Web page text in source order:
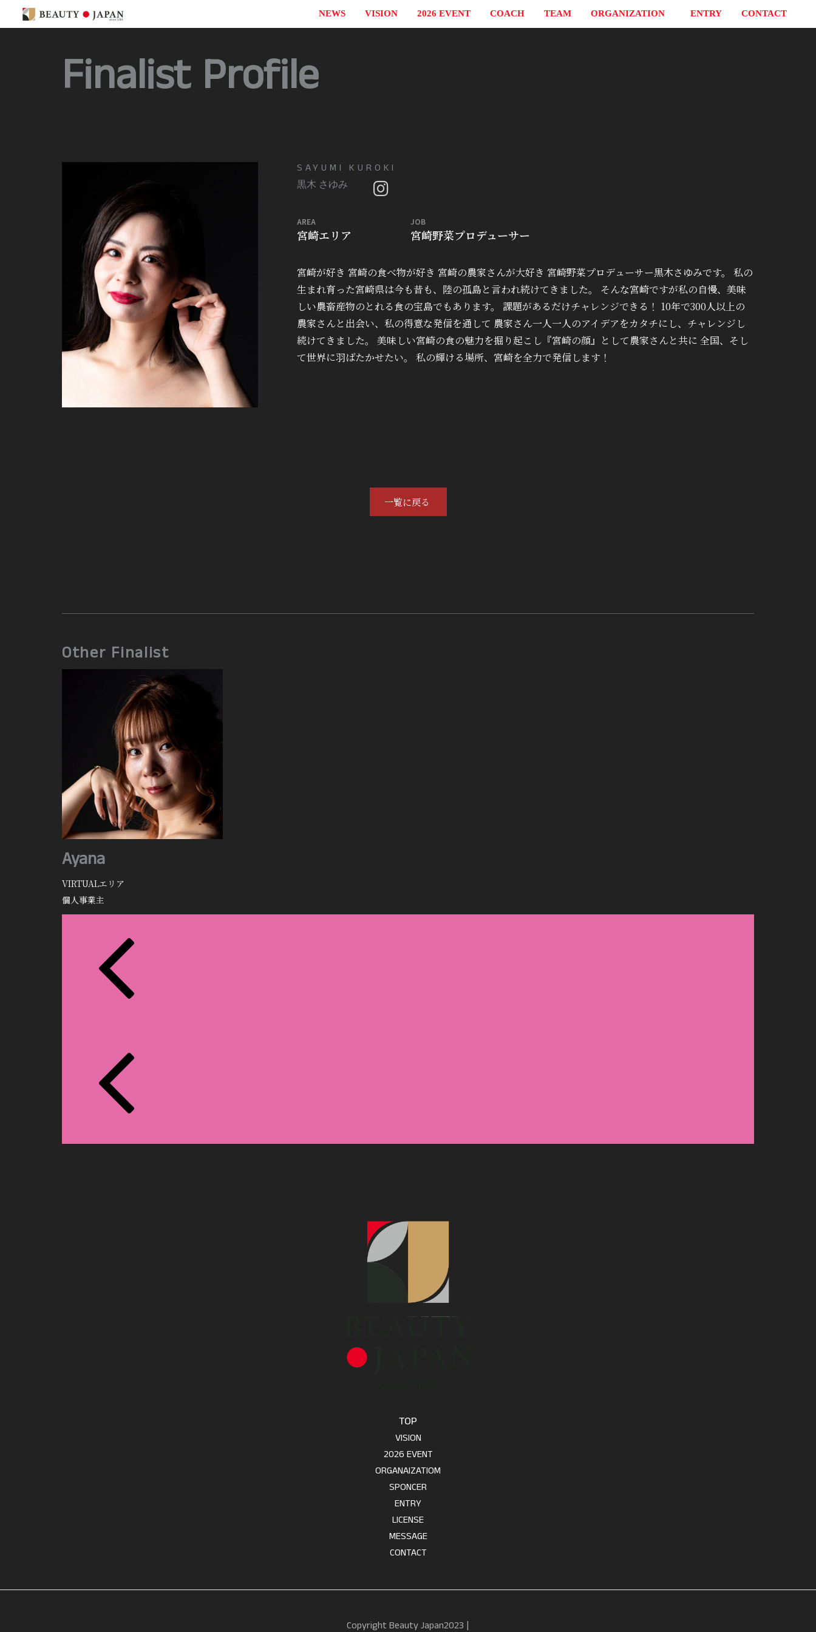
NEWS VISION 2026 EVENT COACH TEAM ORGANIZATION ENTRY CONTACT
Finalist Profile
SAYUMI KUROKI
黒木 さゆみ
AREA
宮崎エリア
JOB
宮崎野菜プロデューサー
宮崎が好き 宮崎の食べ物が好き 宮崎の農家さんが大好き 宮崎野菜プロデューサー黒木さゆみです。 私の
生まれ育った宮崎県は今も昔も、陸の孤島と言われ続けてきました。 そんな宮崎ですが私の自慢、美味
しい農畜産物のとれる食の宝島でもあります。 課題があるだけチャレンジできる！ 10年で300人以上の
農家さんと出会い、私の得意な発信を通して 農家さん一人一人のアイデアをカタチにし、チャレンジし
続けてきました。 美味しい宮崎の食の魅力を掘り起こし『宮崎の顔』として農家さんと共に 全国、そし
て世界に羽ばたかせたい。 私の輝ける場所、宮崎を全力で発信します！
一覧に戻る
Other Finalist
Ayana
VIRTUALエリア
個人事業主
TOP
VISION
2026 EVENT
ORGANAIZATIOM
SPONCER
ENTRY
LICENSE
MESSAGE
CONTACT
Copyright Beauty Japan2023 |